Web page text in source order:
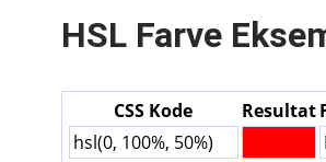
HSL Farve
CSS Kode Resultat
hsl(0, 100%, 50%)